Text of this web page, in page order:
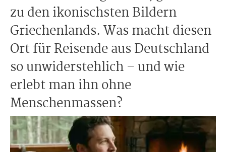
zu den ikonischsten Bildern
Griechenlands. Was macht diesen
Ort für Reisende aus Deutschland
so unwiderstehlich – und wie
erlebt man ihn ohne
Menschenmassen?